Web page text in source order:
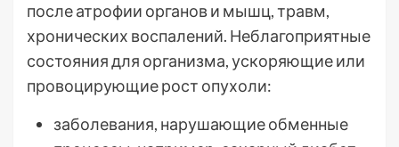
после атрофии органов и мышц, травм,
хронических воспалений. Неблагоприятные
состояния для организма, ускоряющие или
провоцирующие рост опухоли:
заболевания, нарушающие обменные